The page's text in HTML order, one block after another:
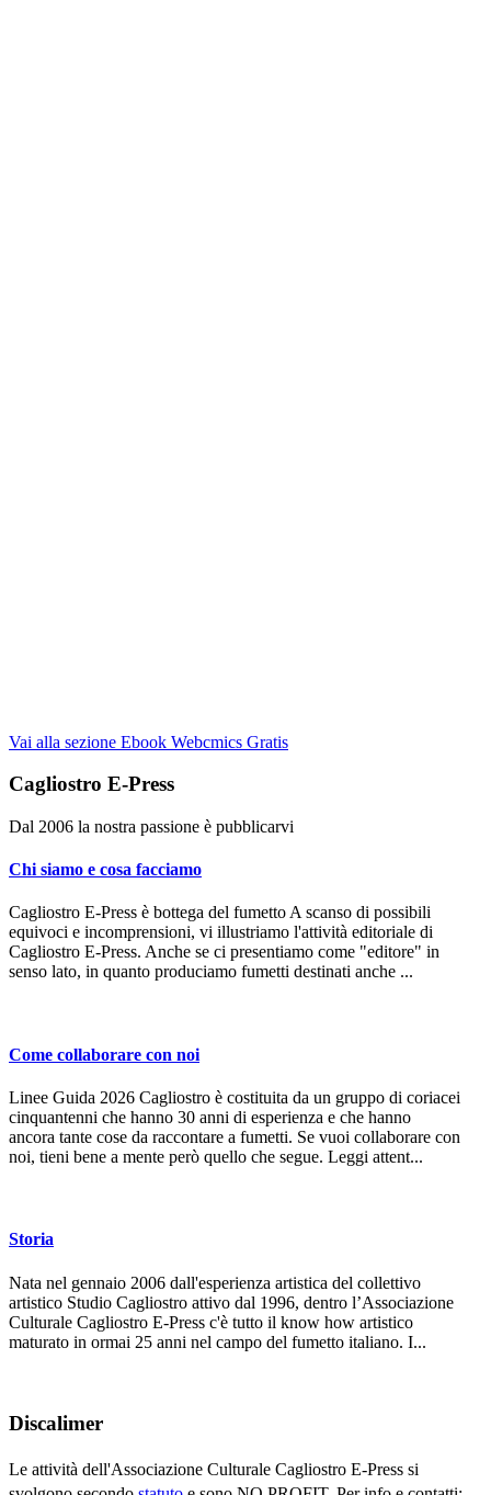
Vai alla sezione Ebook Webcmics Gratis
Cagliostro E-Press
Dal 2006 la nostra passione è pubblicarvi
Chi siamo e cosa facciamo
Cagliostro E-Press è bottega del fumetto A scanso di possibili
equivoci e incomprensioni, vi illustriamo l'attività editoriale di
Cagliostro E-Press. Anche se ci presentiamo come "editore" in
senso lato, in quanto produciamo fumetti destinati anche ...
Come collaborare con noi
Linee Guida 2026 Cagliostro è costituita da un gruppo di coriacei
cinquantenni che hanno 30 anni di esperienza e che hanno
ancora tante cose da raccontare a fumetti. Se vuoi collaborare con
noi, tieni bene a mente però quello che segue. Leggi attent...
Storia
Nata nel gennaio 2006 dall'esperienza artistica del collettivo
artistico Studio Cagliostro attivo dal 1996, dentro l’Associazione
Culturale Cagliostro E-Press c'è tutto il know how artistico
maturato in ormai 25 anni nel campo del fumetto italiano. I...
Discalimer
Le attività dell'Associazione Culturale Cagliostro E-Press si